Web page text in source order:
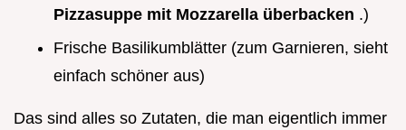
Pizzasuppe mit Mozzarella überbacken .)
Frische Basilikumblätter (zum Garnieren, sieht
einfach schöner aus)
Das sind alles so Zutaten, die man eigentlich immer